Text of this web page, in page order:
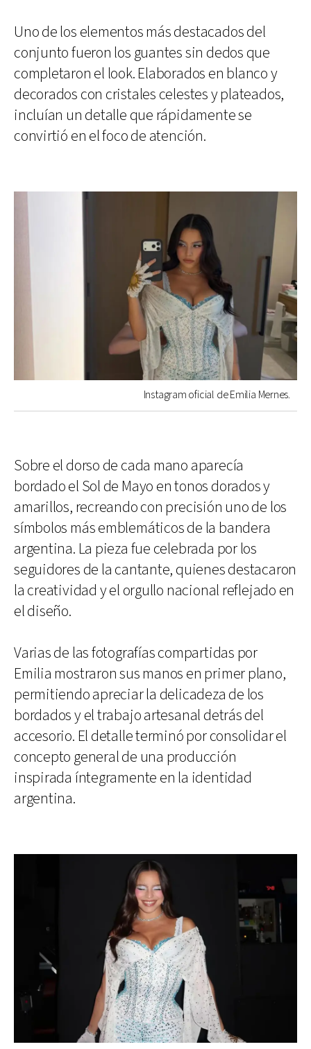
Uno de los elementos más destacados del
conjunto fueron los guantes sin dedos que
completaron el look. Elaborados en blanco y
decorados con cristales celestes y plateados,
incluían un detalle que rápidamente se
convirtió en el foco de atención.
Instagram oficial de Emilia Mernes.
Sobre el dorso de cada mano aparecía
bordado el Sol de Mayo en tonos dorados y
amarillos, recreando con precisión uno de los
símbolos más emblemáticos de la bandera
argentina. La pieza fue celebrada por los
seguidores de la cantante, quienes destacaron
la creatividad y el orgullo nacional reflejado en
el diseño.
Varias de las fotografías compartidas por
Emilia mostraron sus manos en primer plano,
permitiendo apreciar la delicadeza de los
bordados y el trabajo artesanal detrás del
accesorio. El detalle terminó por consolidar el
concepto general de una producción
inspirada íntegramente en la identidad
argentina.